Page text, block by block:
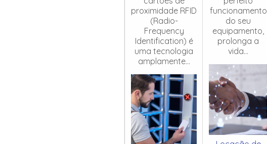
proximidade RFID
(Radio-
Frequency
Identification) é
uma tecnologia
amplamente...
funcionamento
do seu
equipamento,
prolonga a
vida...